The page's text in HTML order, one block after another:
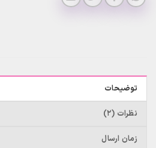
توضیحات
نظرات (2)
زمان ارسال